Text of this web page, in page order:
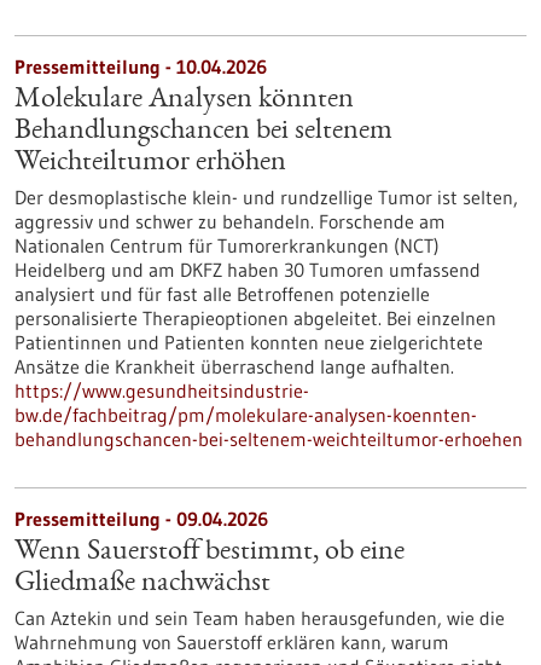
Pressemitteilung - 10.04.2026
Molekulare Analysen könnten
Behandlungschancen bei seltenem
Weichteiltumor erhöhen
Der desmoplastische klein- und rundzellige Tumor ist selten,
aggressiv und schwer zu behandeln. Forschende am
Nationalen Centrum für Tumorerkrankungen (NCT)
Heidelberg und am DKFZ haben 30 Tumoren umfassend
analysiert und für fast alle Betroffenen potenzielle
personalisierte Therapieoptionen abgeleitet. Bei einzelnen
Patientinnen und Patienten konnten neue zielgerichtete
Ansätze die Krankheit überraschend lange aufhalten.
https://www.gesundheitsindustrie-
bw.de/fachbeitrag/pm/molekulare-analysen-koennten-
behandlungschancen-bei-seltenem-weichteiltumor-erhoehen
Pressemitteilung - 09.04.2026
Wenn Sauerstoff bestimmt, ob eine
Gliedmaße nachwächst
Can Aztekin und sein Team haben herausgefunden, wie die
Wahrnehmung von Sauerstoff erklären kann, warum